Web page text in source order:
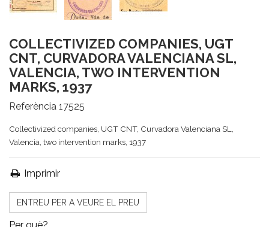
COLLECTIVIZED COMPANIES, UGT
CNT, CURVADORA VALENCIANA SL,
VALENCIA, TWO INTERVENTION
MARKS, 1937
Referència 17525
Collectivized companies, UGT CNT, Curvadora Valenciana SL,
Valencia, two intervention marks, 1937
Imprimir
ENTREU PER A VEURE EL PREU